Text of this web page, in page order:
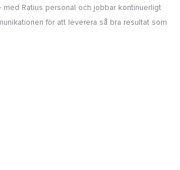
med Ratius personal och jobbar kontinuerligt
för att leverera så bra resultat som